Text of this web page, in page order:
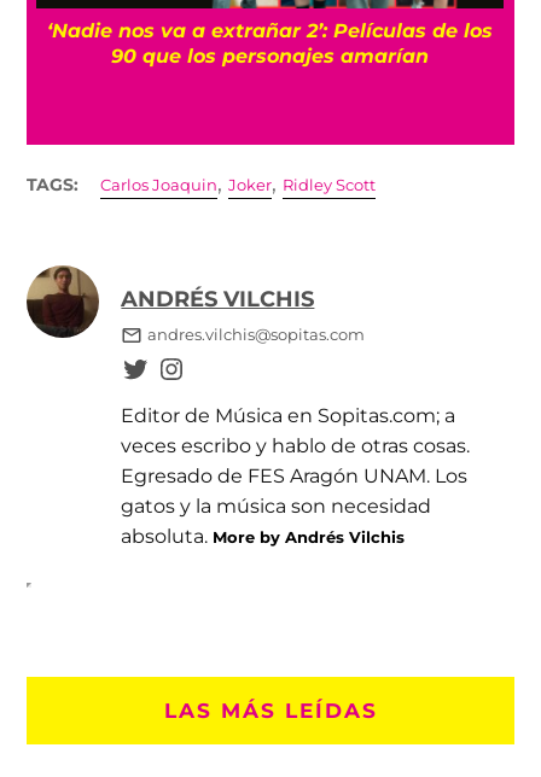
‘Nadie nos va a extrañar 2’: Películas de los
90 que los personajes amarían
TAGS: Carlos Joaquin,Joker, Ridley Scott
ANDRÉS VILCHIS
andres.vilchis@sopitas.com
Editor de Música en Sopitas.com; a
veces escribo y hablo de otras cosas.
Egresado de FES Aragón UNAM. Los
gatos y la música son necesidad
absoluta. More by Andrés Vilchis
LAS MÁS LEÍDAS